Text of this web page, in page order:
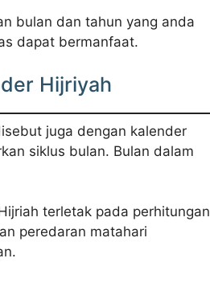
bulan dan tahun yang anda
dapat bermanfaat.
Hijriyah
juga dengan kalender
siklus bulan. Bulan dalam
terletak pada perhitungan
peredaran matahari